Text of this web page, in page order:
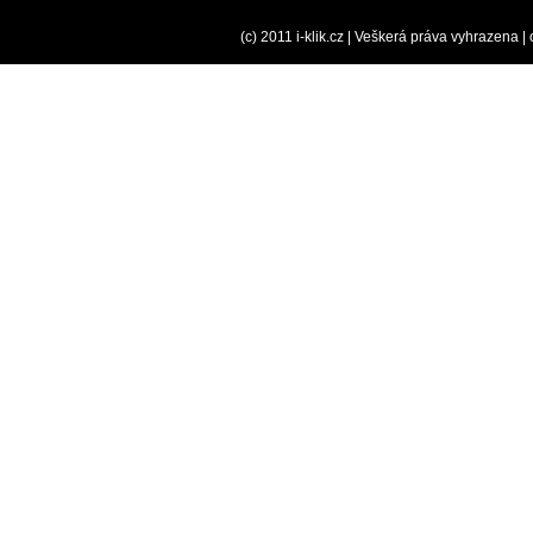
(c) 2011 i-klik.cz | Veškerá práva vyhrazena |